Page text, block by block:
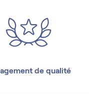
de qualité